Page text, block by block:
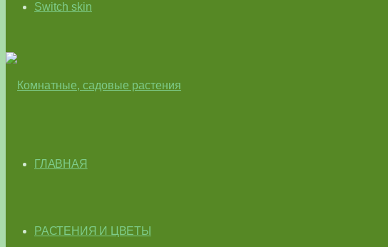
Switch skin
ГЛАВНАЯ
РАСТЕНИЯ И ЦВЕТЫ